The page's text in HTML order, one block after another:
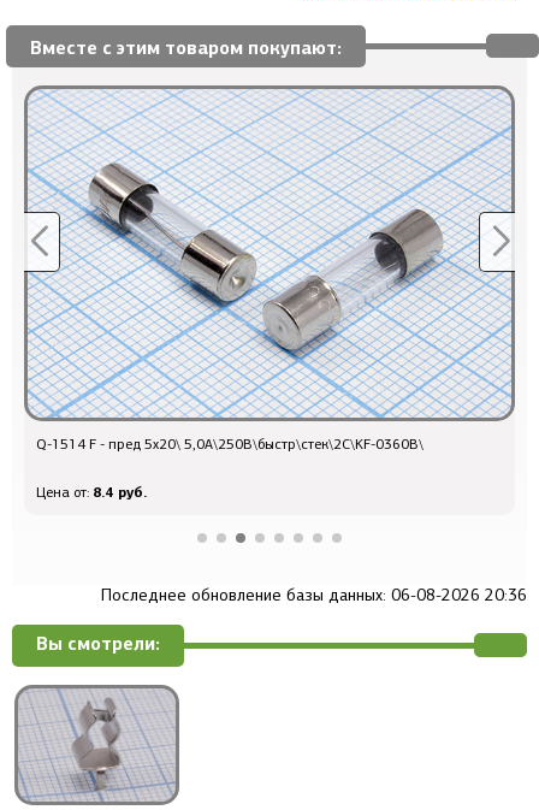
Вместе с этим товаром покупают:
Q-1514 F - пред 5x20\ 5,0А\250В\быстр\стек\2C\KF-0360B\
Цена от: 8.4 руб.
Последнее обновление базы данных: 06-08-2026 20:36
Вы смотрели: